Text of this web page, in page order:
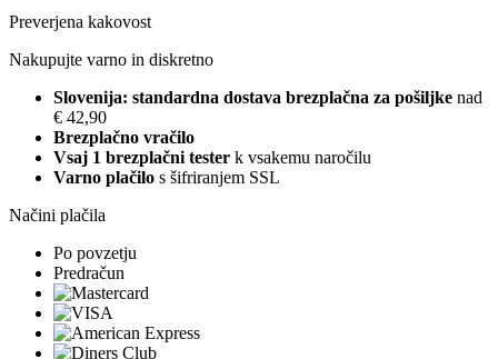
Preverjena kakovost
Nakupujte varno in diskretno
Slovenija: standardna dostava brezplačna za pošiljke nad
€ 42,90
Brezplačno vračilo
Vsaj 1 brezplačni tester k vsakemu naročilu
Varno plačilo s šifriranjem SSL
Načini plačila
Po povzetju
Predračun